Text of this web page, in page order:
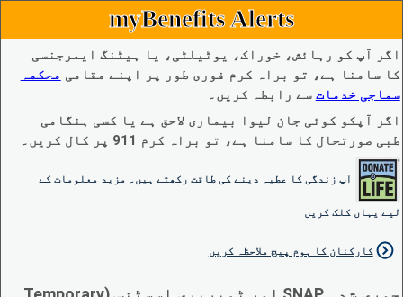
myBenefits Alerts
اگر آپ کو رہائش، خوراک، یوٹیلٹی، یا ہیٹنگ ایمرجنسی
کا سامنا ہے، تو براہ کرم فوری طور پر اپنے مقامی محکمہ
سماجی خدمات سے رابطہ کریں۔
اگر آپکو کوئی جان لیوا بیماری لاحق ہے یا کسی ہنگامی
طبی صورتحال کا سامنا ہے، تو براہ کرم 911 پر کال کریں۔
آپ زندگی کا عطیہ دینے کی طاقت رکھتے ہیں۔ مزید معلومات کے
لیے یہاں کلک کریں
کارکنان کا ہوم پیج ملاحظہ کریں